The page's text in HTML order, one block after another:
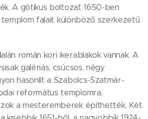
A gótikus boltozat 1650-ben
templom falait különböző szerkezetű
román kori ikerablakok vannak. A
galériás, csúcsos, négy
hasonlít a Szabolcs-Szatmár-
református templomra,
a mesteremberek építhették. Két